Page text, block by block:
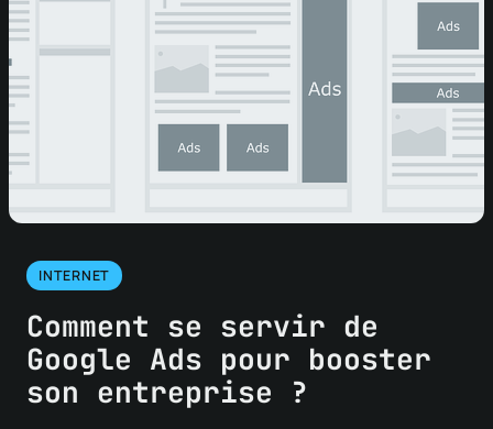
INTERNET
Comment se servir de
Google Ads pour booster
son entreprise ?